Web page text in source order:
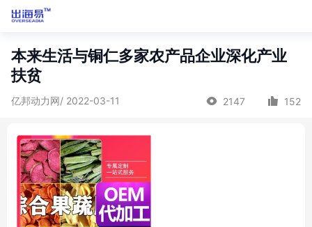
本来生活与铜仁多家农产品企业深化产业
扶贫
亿邦动力网/ 2022-03-11 2147 152